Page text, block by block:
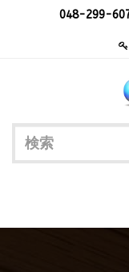
048-299-